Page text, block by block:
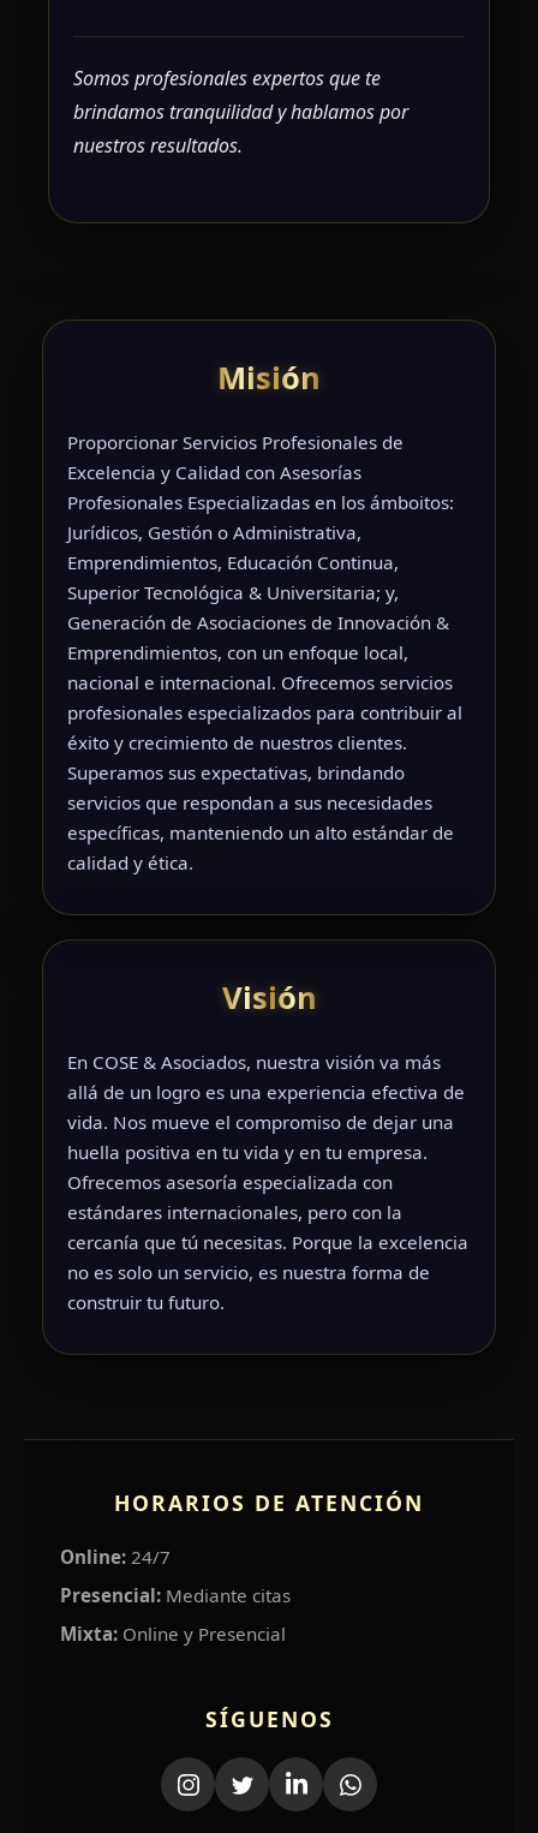
Somos profesionales expertos que te
brindamos tranquilidad y hablamos por
nuestros resultados.
Misión
Proporcionar Servicios Profesionales de
Excelencia y Calidad con Asesorías
Profesionales Especializadas en los ámboitos:
Jurídicos, Gestión o Administrativa,
Emprendimientos, Educación Continua,
Superior Tecnológica & Universitaria; y,
Generación de Asociaciones de Innovación &
Emprendimientos, con un enfoque local,
nacional e internacional. Ofrecemos servicios
profesionales especializados para contribuir al
éxito y crecimiento de nuestros clientes.
Superamos sus expectativas, brindando
servicios que respondan a sus necesidades
específicas, manteniendo un alto estándar de
calidad y ética.
Visión
En COSE & Asociados, nuestra visión va más
allá de un logro es una experiencia efectiva de
vida. Nos mueve el compromiso de dejar una
huella positiva en tu vida y en tu empresa.
Ofrecemos asesoría especializada con
estándares internacionales, pero con la
cercanía que tú necesitas. Porque la excelencia
no es solo un servicio, es nuestra forma de
construir tu futuro.
HORARIOS DE ATENCIÓN
Online: 24/7
Presencial: Mediante citas
Mixta: Online y Presencial
SÍGUENOS